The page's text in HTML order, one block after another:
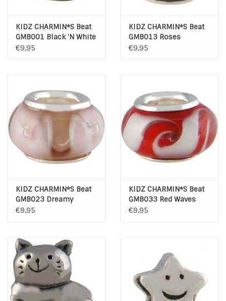
KIDZ CHARMIN*S Beat
GMB001 Black 'N White
Stripes
€9,95
KIDZ CHARMIN*S Beat
GMB013 Roses
€9,95
KIDZ CHARMIN*S Beat
GMB023 Dreamy
Flower
€9,95
KIDZ CHARMIN*S Beat
GMB033 Red Waves
€9,95